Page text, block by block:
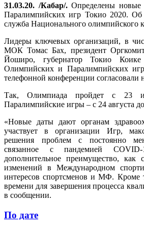
31.03.20. /Кабар/.Определены новые
Паралимпийских игр Токио 2020. Об
служба Национального олимпийского
Лидеры ключевых организаций, в
МОК Томас Бах, президент
Йоширо, губернатор Токио
Олимпийских и Паралимпийских
телефонной конференции согласовали
Так, Олимпиада пройдет с 23
Паралимпийские игры – с 24 августа
«Новые даты дают органам
участвует в организации Игр,
решения проблем с постоянно
связанное с пандемией
дополнительное преимущество,
изменений в Международном
интересов спортсменов и МФ. Кроме
времени для завершения процесса
в сообщении.
По дате